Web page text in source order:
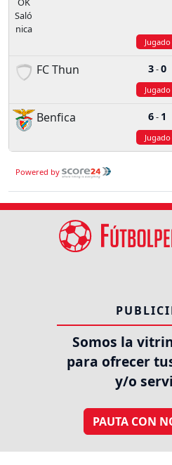
Jugado
FC Thun 3-0
Jugado
Benfica 6- 1
Jugado
Powered by
Somos la
para ofrecer
y/o
PAUTA CON